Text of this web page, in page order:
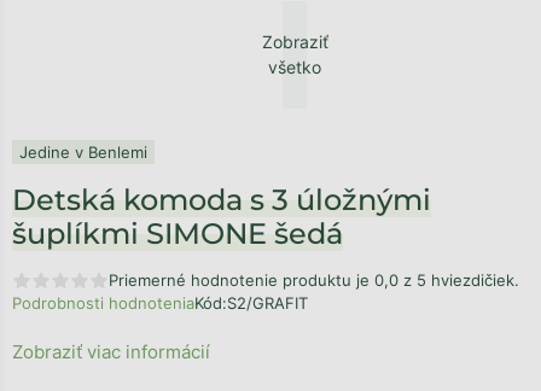
Zobraziť
všetko
Jedine v Benlemi
Detská komoda s 3 úložnými
šuplíkmi SIMONE šedá
Priemerné hodnotenie produktu je 0,0 z 5 hviezdičiek.
Podrobnosti hodnoteniaKód:S2/GRAFIT
Zobraziť viac informácií